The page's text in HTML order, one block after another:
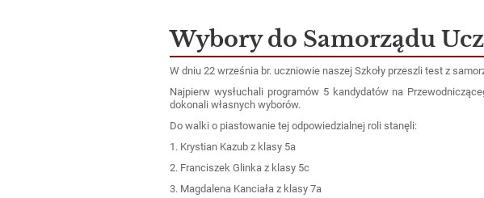
Wybory do Samorządu
W dniu 22 września br. uczniowie naszej Szkoły przeszli test z
Najpierw wysłuchali programów 5 kandydatów na
dokonali własnych wyborów.
Do walki o piastowanie tej odpowiedzialnej roli stanęli:
1. Krystian Kazub z klasy 5a
2. Franciszek Glinka z klasy 5c
3. Magdalena Kanciała z klasy 7a